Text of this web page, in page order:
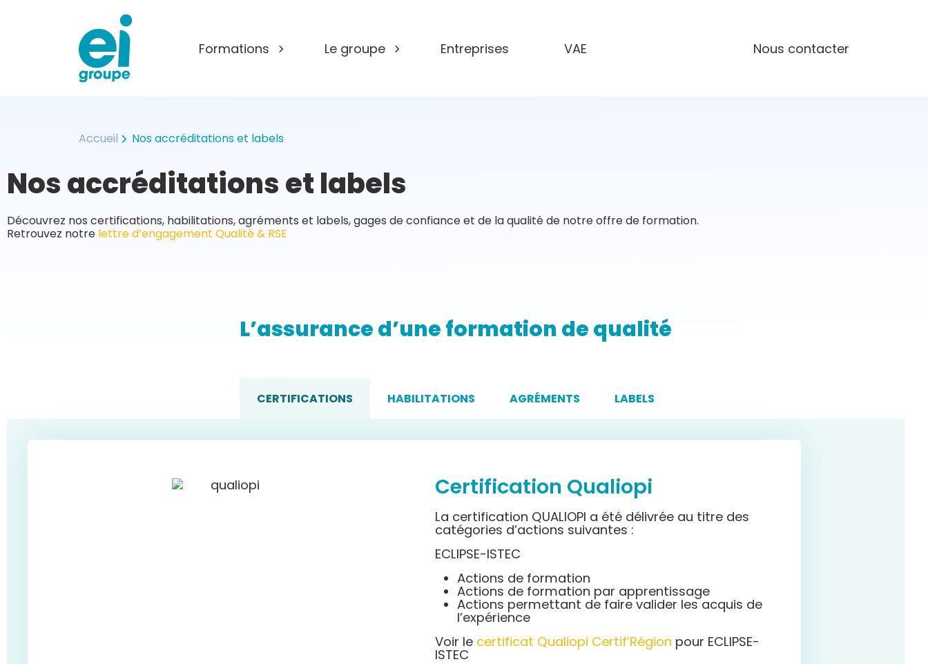
Formations Le groupe Entreprises VAE Nous contacter
crèche
sanitaire et social
funéraire
logistique
restauration, cuisine, hôtellerie
premiers secours
santé et sécurité au travail
Formations certifiantes
Formations
réglementaires
Nos partenaires institutionnels
Nos accréditations et labels
Nos méthodes pédagogiques
Nos centres de formation
Accueil Nos accréditations et labels
Nos accréditations et labels
Découvrez nos certifications, habilitations, agréments et labels, gages de confiance et de la qualité de notre offre de formation.
Retrouvez notre lettre d’engagement Qualité & RSE
L’assurance d’une formation de qualité
CERTIFICATIONS HABILITATIONS AGRÉMENTS LABELS
Certification Qualiopi
La certification QUALIOPI a été délivrée au titre des
catégories d’actions suivantes :
ECLIPSE-ISTEC
Actions de formation
Actions de formation par apprentissage
Actions permettant de faire valider les acquis de
l’expérience
Voir le certificat Qualiopi Certif’Région pour ECLIPSE-
ISTEC